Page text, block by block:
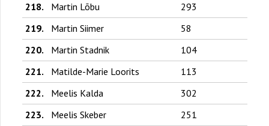
218.
Martin Lõbu
293
219.
Martin Siimer
58
220.
Martin Stadnik
104
221.
Matilde-Marie Loorits
113
222.
Meelis Kalda
302
223.
Meelis Skeber
251